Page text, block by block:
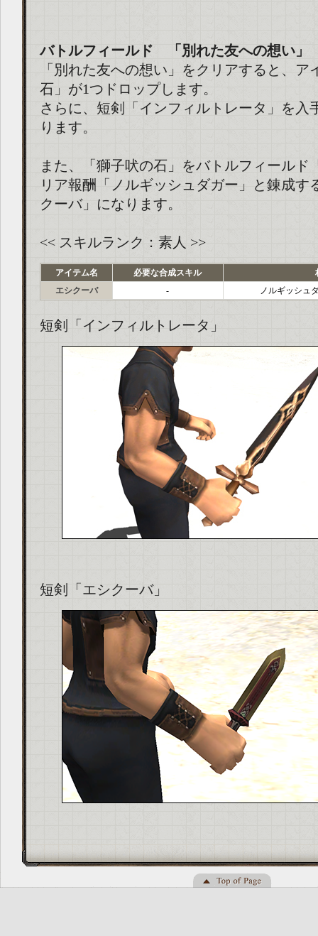
バトルフィールド 「別れた友への想い」
「別れた友への想い」をクリアすると、ア
石」が1つドロップします。
さらに、短剣「インフィルトレータ」を入
ります。
また、「獅子吠の石」をバトルフィールド
リア報酬「ノルギッシュダガー」と錬成す
クーバ」になります。
<< スキルランク：素人 >>
アイテム名 必要な合成スキル
エシクーバ
- ノルギッシュ
短剣「インフィルトレータ」
短剣「エシクーバ」